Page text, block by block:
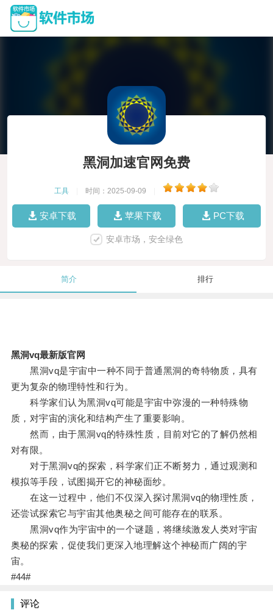
黑洞加速官网免费
工具 时间：2025-09-09
安卓下载 苹果下载 PC下载
安卓市场，安全绿色
简介 排行
黑洞vq最新版官网
黑洞vq是宇宙中一种不同于普通黑洞的奇特物质，具有
更为复杂的物理特性和行为。
科学家们认为黑洞vq可能是宇宙中弥漫的一种特殊物
质，对宇宙的演化和结构产生了重要影响。
然而，由于黑洞vq的特殊性质，目前对它的了解仍然相
对有限。
对于黑洞vq的探索，科学家们正不断努力，通过观测和
模拟等手段，试图揭开它的神秘面纱。
在这一过程中，他们不仅深入探讨黑洞vq的物理性质，
还尝试探索它与宇宙其他奥秘之间可能存在的联系。
黑洞vq作为宇宙中的一个谜题，将继续激发人类对宇宙
奥秘的探索，促使我们更深入地理解这个神秘而广阔的宇
宙。
#44#
评论